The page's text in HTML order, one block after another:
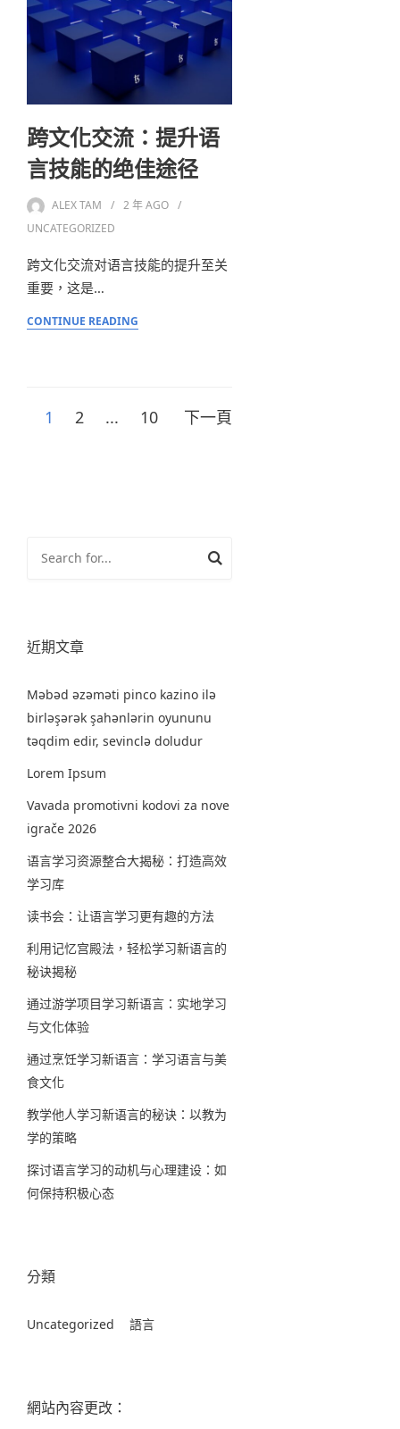
跨文化交流：提升语
言技能的绝佳途径
ALEX TAM 2 年AGO
UNCATEGORIZED
跨文化交流对语言技能的提升至关
重要，这是…
CONTINUE READING
文1 2 ... 10 下一頁
近期文章
Məbəd əzəməti pinco kazino ilə
birləşərək şahənlərin oyununu
təqdim edir, sevinclə doludur
Lorem Ipsum
Vavada promotivni kodovi za nove
igrače 2026
语言学习资源整合大揭秘：打造高效
学习库
读书会：让语言学习更有趣的方法
利用记忆宫殿法，轻松学习新语言的
秘诀揭秘
通过游学项目学习新语言：实地学习
与文化体验
通过烹饪学习新语言：学习语言与美
食文化
教学他人学习新语言的秘诀：以教为
学的策略
探讨语言学习的动机与心理建设：如
何保持积极心态
分類
Uncategorized 語言
網站內容更改：